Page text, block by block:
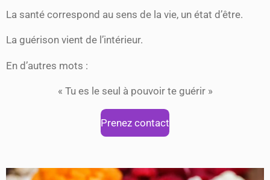
La santé correspond au sens de la vie, un état d’être.
La guérison vient de l’intérieur.
En d’autres mots :
« Tu es le seul à pouvoir te guérir »
Prenez contact